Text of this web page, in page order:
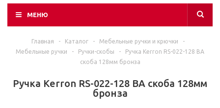
МЕНЮ
Главная - Каталог - Мебельные ручки и крючки
-
Мебельные ручки
- Ручки-скобы -
Ручка Kerron RS-022-128 BA
скоба 128мм бронза
Ручка Kerron RS-022-128 BA скоба 128мм
бронза